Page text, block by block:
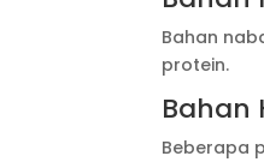
Bahan
protein.
Bahan
Beberapa